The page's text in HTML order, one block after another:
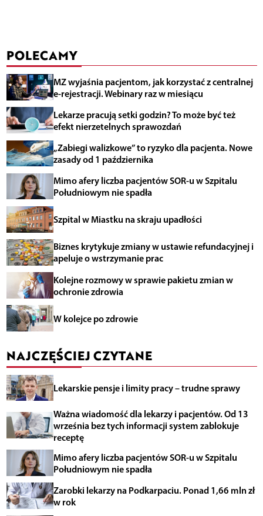
POLECAMY
MZ wyjaśnia pacjentom, jak korzystać z centralnej
e-rejestracji. Webinary raz w miesiącu
Lekarze pracują setki godzin? To może być też
efekt nierzetelnych sprawozdań
„Zabiegi walizkowe” to ryzyko dla pacjenta. Nowe
zasady od 1 października
Mimo afery liczba pacjentów SOR-u w Szpitalu
Południowym nie spadła
Szpital w Miastku na skraju upadłości
Biznes krytykuje zmiany w ustawie refundacyjnej i
apeluje o wstrzymanie prac
Kolejne rozmowy w sprawie pakietu zmian w
ochronie zdrowia
W kolejce po zdrowie
NAJCZĘŚCIEJ CZYTANE
Lekarskie pensje i limity pracy – trudne sprawy
Ważna wiadomość dla lekarzy i pacjentów. Od 13
września bez tych informacji system zablokuje
receptę
Mimo afery liczba pacjentów SOR-u w Szpitalu
Południowym nie spadła
Zarobki lekarzy na Podkarpaciu. Ponad 1,66 mln zł
w rok